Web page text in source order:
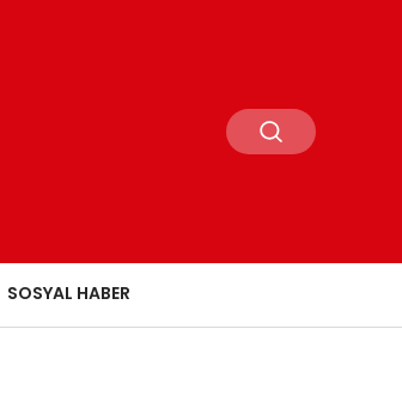
SOSYAL HABER